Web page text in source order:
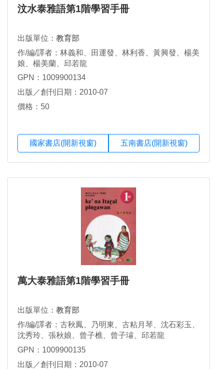
汶水泰雅語第1階學習手冊
出版單位： 教育部
作/編/譯者：林義和、田運發、林利香、黃興發、楊美
娘、楊美蘭、邱若龍
GPN：1009900134
出版／創刊日期：2010-07
價格：50
國家書店(開新視窗) 五南書店(開新視窗)
萬大泰雅語第1階學習手冊
出版單位： 教育部
作/編/譯者：古秋鳳、乃明東、古粘月琴、沈石彩玉、
沈秀玲、張秋娘、曾子樵、曾子璿、邱若龍
GPN：1009900135
出版／創刊日期：2010-07